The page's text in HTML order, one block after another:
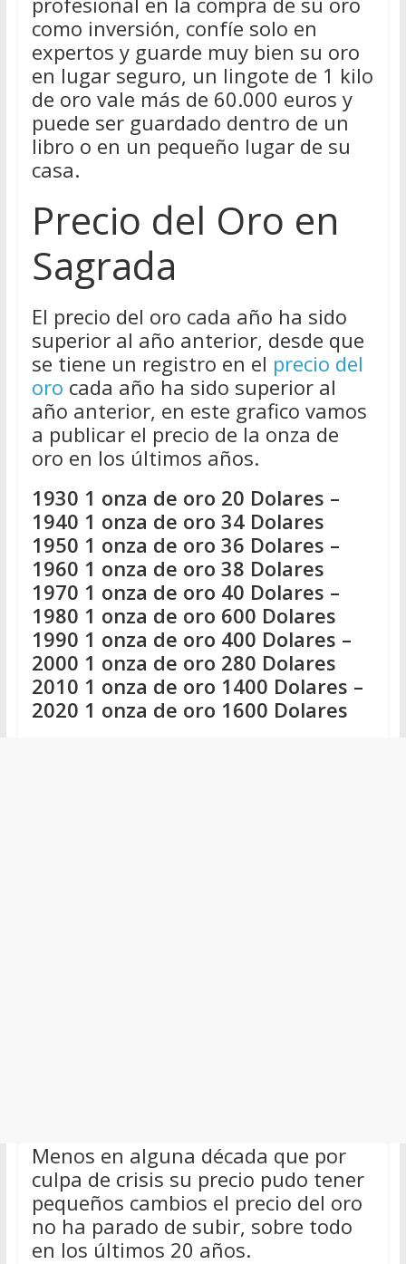
como inversión, confíe solo en
expertos y guarde muy bien su oro
en lugar seguro, un lingote de 1 kilo
de oro vale más de 60.000 euros y
puede ser guardado dentro de un
libro o en un pequeño lugar de su
casa.
Precio del Oro en
Sagrada
El precio del oro cada año ha sido
superior al año anterior, desde que
se tiene un registro en el precio del
oro cada año ha sido superior al
año anterior, en este grafico vamos
a publicar el precio de la onza de
oro en los últimos años.
1930 1 onza de oro 20 Dolares –
1940 1 onza de oro 34 Dolares
1950 1 onza de oro 36 Dolares –
1960 1 onza de oro 38 Dolares
1970 1 onza de oro 40 Dolares –
1980 1 onza de oro 600 Dolares
1990 1 onza de oro 400 Dolares –
2000 1 onza de oro 280 Dolares
2010 1 onza de oro 1400 Dolares –
2020 1 onza de oro 1600 Dolares
Menos en alguna década que por
culpa de crisis su precio pudo tener
pequeños cambios el precio del oro
no ha parado de subir, sobre todo
en los últimos 20 años.